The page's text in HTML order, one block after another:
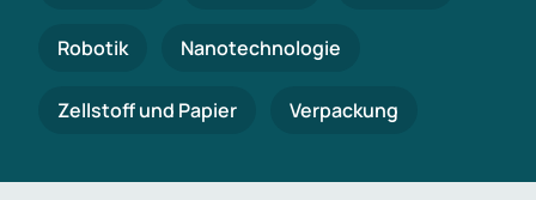
Robotik Nanotechnologie
Zellstoff und Papier Verpackung